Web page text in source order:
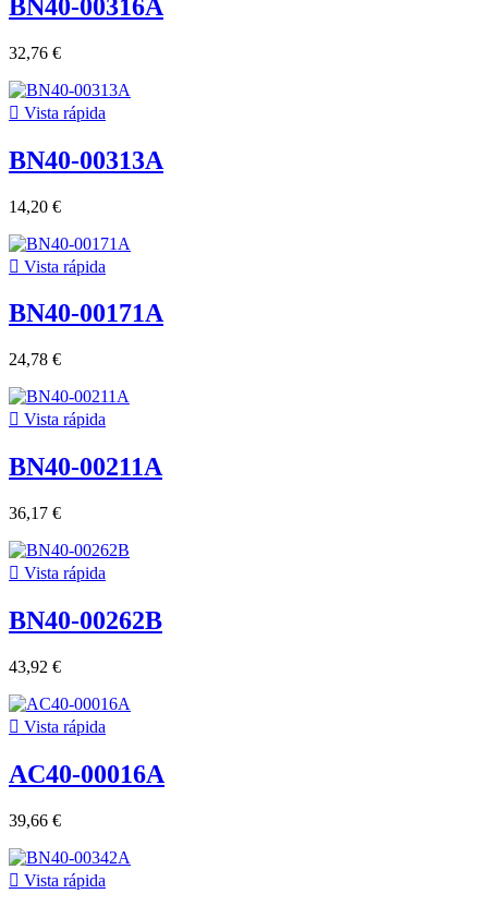
BN40-00316A
32,76 €
 Vista rápida
BN40-00313A
14,20 €
 Vista rápida
BN40-00171A
24,78 €
 Vista rápida
BN40-00211A
36,17 €
 Vista rápida
BN40-00262B
43,92 €
 Vista rápida
AC40-00016A
39,66 €
 Vista rápida